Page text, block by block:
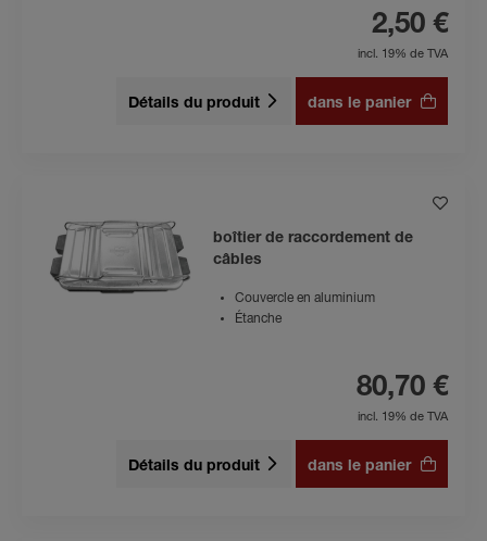
2,50 €
incl. 19% de TVA
Détails du produit dans le panier
boîtier de raccordement de
câbles
Couvercle en aluminium
Étanche
80,70 €
incl. 19% de TVA
Détails du produit dans le panier